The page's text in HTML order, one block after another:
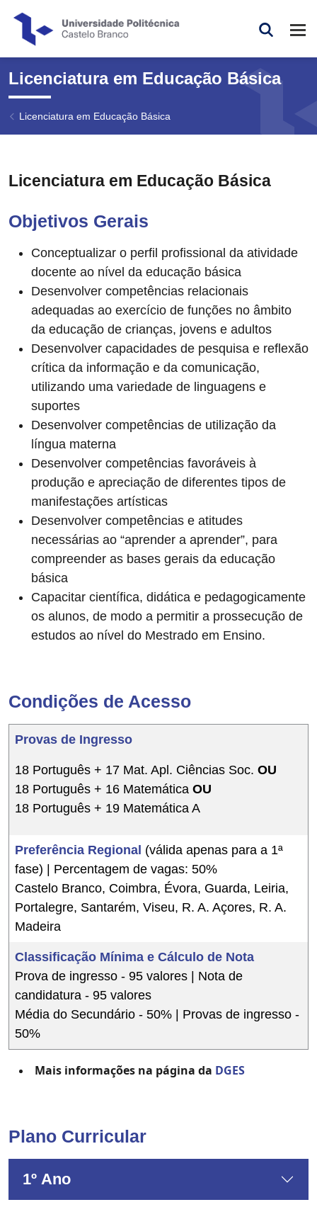
Licenciatura em Educação Básica
Licenciatura em Educação Básica
Licenciatura em Educação Básica
Objetivos Gerais
Conceptualizar o perfil profissional da atividade
docente ao nível da educação básica
Desenvolver competências relacionais
adequadas ao exercício de funções no âmbito
da educação de crianças, jovens e adultos
Desenvolver capacidades de pesquisa e reflexão
crítica da informação e da comunicação,
utilizando uma variedade de linguagens e
suportes
Desenvolver competências de utilização da
língua materna
Desenvolver competências favoráveis à
produção e apreciação de diferentes tipos de
manifestações artísticas
Desenvolver competências e atitudes
necessárias ao “aprender a aprender”, para
compreender as bases gerais da educação
básica
Capacitar científica, didática e pedagogicamente
os alunos, de modo a permitir a prossecução de
estudos ao nível do Mestrado em Ensino.
Condições de Acesso
Provas de Ingresso
18 Português + 17 Mat. Apl. Ciências Soc. OU
18 Português + 16 Matemática OU
18 Português + 19 Matemática A
Preferência Regional (válida apenas para a 1ª
fase) | Percentagem de vagas: 50%
Castelo Branco, Coimbra, Évora, Guarda, Leiria,
Portalegre, Santarém, Viseu, R. A. Açores, R. A.
Madeira
Classificação Mínima e Cálculo de Nota
Prova de ingresso - 95 valores | Nota de
candidatura - 95 valores
Média do Secundário - 50% | Provas de ingresso -
50%
Mais informações na página da DGES
Plano Curricular
1º Ano